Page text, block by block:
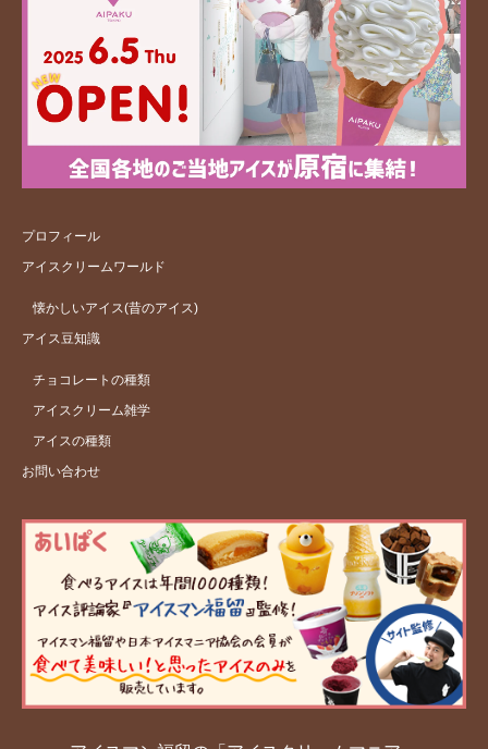
プロフィール
アイスクリームワールド
懐かしいアイス(昔のアイス)
アイス豆知識
チョコレートの種類
アイスクリーム雑学
アイスの種類
お問い合わせ